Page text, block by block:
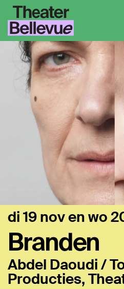
Branden
Abdel Daoudi /
Producties,
di 19 novenwo